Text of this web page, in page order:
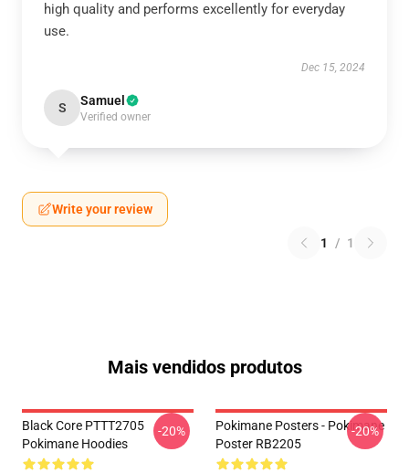
high quality and performs excellently for everyday
use.
Dec 15, 2024
S Samuel
Verified owner
Write your review
1 / 1
Mais vendidos produtos
Black Core PTTT2705
Pokimane Hoodies
-20%
Pokimane Posters - Pokimane
Poster RB2205
-20%